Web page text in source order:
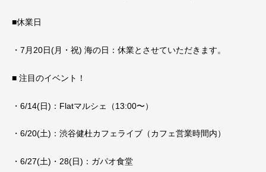
■休業日
・7月20日(月・祝) 海の日：休業とさせていただきます。
■ 注目のイベント！
・6/14(日)：Flatマルシェ（13:00〜）
・6/20(土)：渋谷健杜カフェライブ（カフェ営業時間内）
・6/27(土)・28(日)：ガパオ食堂